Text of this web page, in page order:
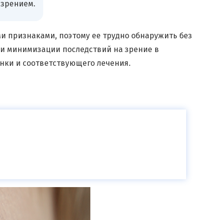
поэтому ее трудно обнаружить без
минимизации последствий на зрение в
и соответствующего лечения.